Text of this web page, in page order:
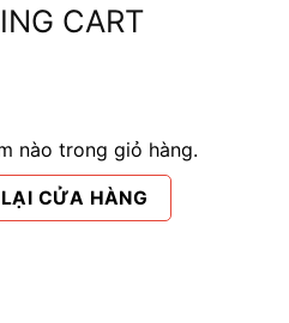
CART
nào trong giỏ hàng.
CỬA HÀNG